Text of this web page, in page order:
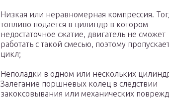
Низкая или неравномерная компрессия.
топливо подается в цилиндр в котором
недостаточное сжатие, двигатель не сможет
работать с такой смесью, поэтому
цикл;
Неполадки в одном или нескольких
Залегание поршневых колец в следствии
закоксовывания или механических